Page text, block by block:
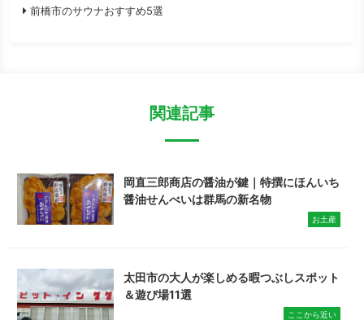
前橋市のサウナおすすめ5選
関連記事
岡直三郎商店の醤油が鍵｜特撰にほんいち
醤油せんべいは群馬の新名物
お土産
太田市の大人が楽しめる暇つぶしスポット
＆遊び場11選
ここから近い